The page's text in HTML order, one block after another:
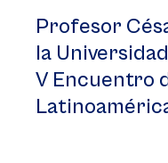
Profesor
la
V Encuentro